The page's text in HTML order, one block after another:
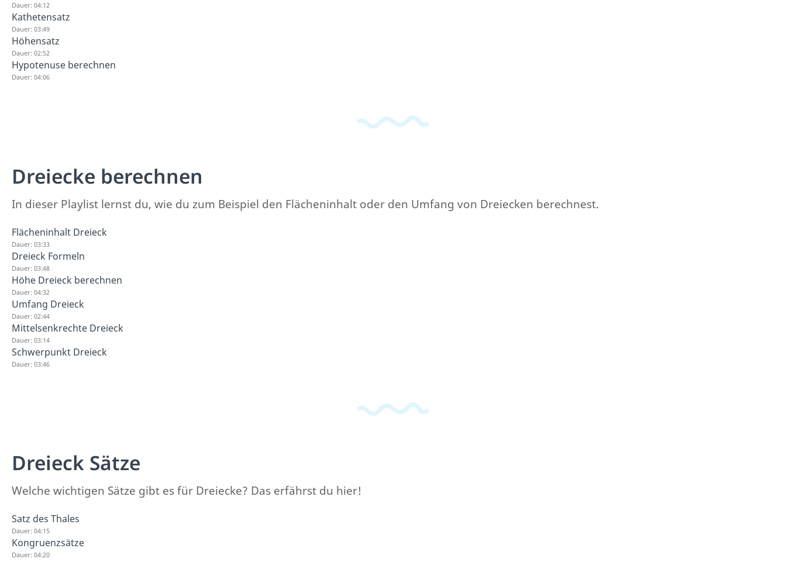
Dauer: 04:12
Kathetensatz
Dauer: 03:49
Höhensatz
Dauer: 02:52
Hypotenuse berechnen
Dauer: 04:06
Dreiecke berechnen
In dieser Playlist lernst du, wie du zum Beispiel den Flächeninhalt oder den Umfang von Dreiecken berechnest.
Flächeninhalt Dreieck
Dauer: 03:33
Dreieck Formeln
Dauer: 03:48
Höhe Dreieck berechnen
Dauer: 04:32
Umfang Dreieck
Dauer: 02:44
Mittelsenkrechte Dreieck
Dauer: 03:14
Schwerpunkt Dreieck
Dauer: 03:46
Dreieck Sätze
Welche wichtigen Sätze gibt es für Dreiecke? Das erfährst du hier!
Satz des Thales
Dauer: 04:15
Kongruenzsätze
Dauer: 04:20